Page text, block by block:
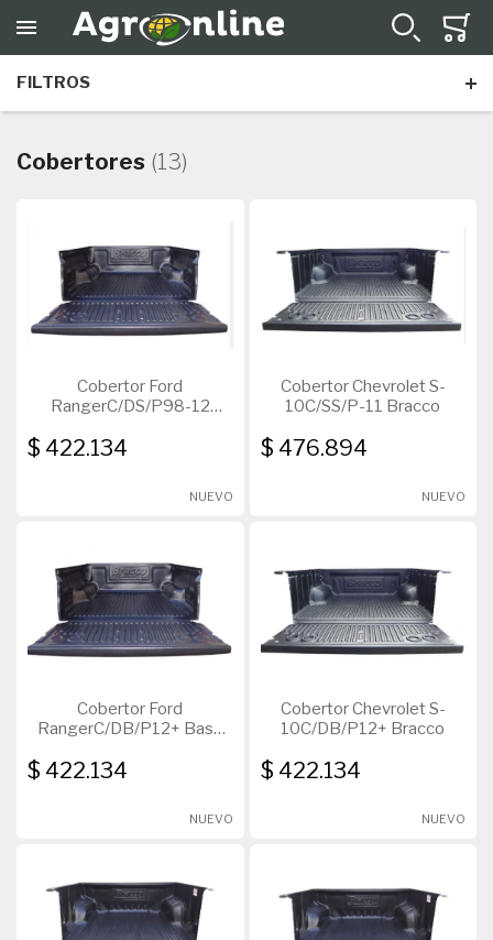
Cobertores (13)
Cobertor Ford
RangerC/DS/P98-12
$ 422.134
NUEVO
Cobertor Chevrolet S-
10C/SS/P-11 Bracco
$ 476.894
NUEVO
Cobertor Ford
RangerC/DB/P12+ Base
$ 422.134
NUEVO
Cobertor Chevrolet S-
10C/DB/P12+ Bracco
$ 422.134
NUEVO
FILTROS